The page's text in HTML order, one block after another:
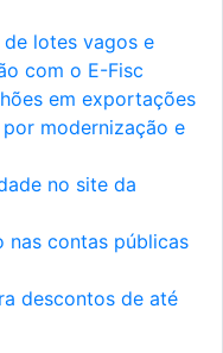
lotes vagos e
com o E-Fisc
em exportações
modernização e
no site da
nas contas públicas
descontos de até